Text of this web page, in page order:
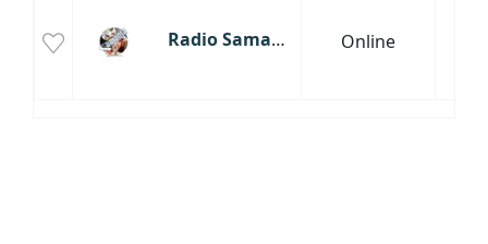
Radio Samanta Online